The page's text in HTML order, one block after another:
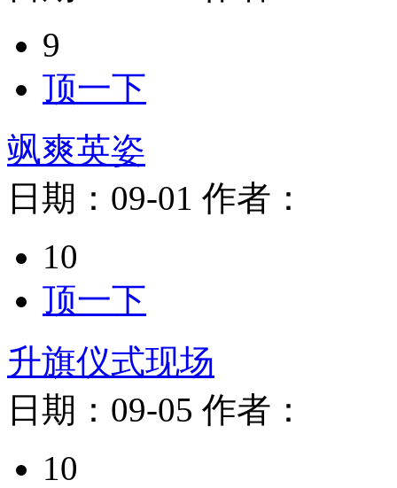
9
顶一下
飒爽英姿
日期： 09-01 作者：
10
顶一下
升旗仪式现场
日期： 09-05 作者：
10